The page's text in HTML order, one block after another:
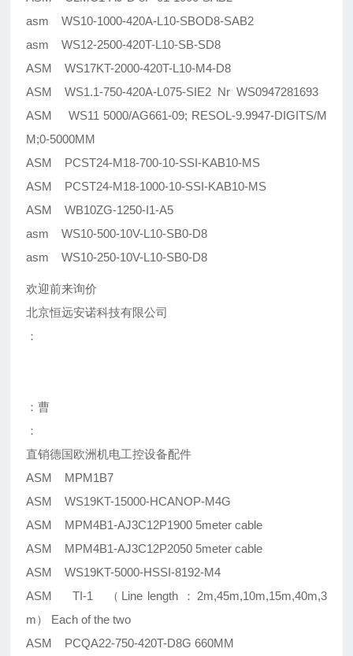
asm WS10-1000-420A-L10-SBOD8-SAB2
asm WS12-2500-420T-L10-SB-SD8
ASM WS17KT-2000-420T-L10-M4-D8
ASM WS1.1-750-420A-L075-SIE2 Nr WS0947281693
ASM WS11 5000/AG661-09; RESOL-9.9947-DIGITS/M
M;0-5000MM
ASM PCST24-M18-700-10-SSI-KAB10-MS
ASM PCST24-M18-1000-10-SSI-KAB10-MS
ASM WB10ZG-1250-I1-A5
asm WS10-500-10V-L10-SB0-D8
asm WS10-250-10V-L10-SB0-D8
欢迎前来询价
北京恒远安诺科技有限公司
：
：曹
：
直销德国欧洲机电工控设备配件
ASM MPM1B7
ASM WS19KT-15000-HCANOP-M4G
ASM MPM4B1-AJ3C12P1900 5meter cable
ASM MPM4B1-AJ3C12P2050 5meter cable
ASM WS19KT-5000-HSSI-8192-M4
ASM TI-1 （Line length ：2m,45m,10m,15m,40m,3
m） Each of the two
ASM PCQA22-750-420T-D8G 660MM